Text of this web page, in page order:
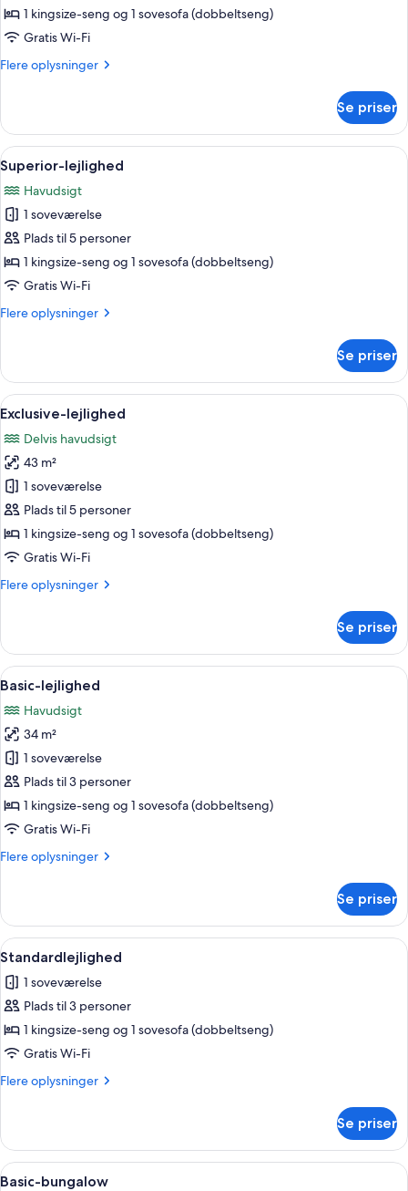
1 kingsize-seng og 1 sovesofa (dobbeltseng)
Gratis Wi-Fi
Flere oplysninger
Flere
lejlighed
Se priser
Indlæs
alle
billeder
af
Superior-
lejlighed
En moderne stue med en hvid sofa,
2
Superior-lejlighed
Havudsigt
1 soveværelse
Plads til 5 personer
1 kingsize-seng og 1 sovesofa (dobbeltseng)
Gratis Wi-Fi
Flere oplysninger
Flere
lejlighed
Se priser
Indlæs
alle
billeder
af
Exclusive-
lejlighed
Et moderne hotel med pool,
5
Exclusive-lejlighed
Delvis havudsigt
43 m²
1 soveværelse
Plads til 5 personer
1 kingsize-seng og 1 sovesofa (dobbeltseng)
Gratis Wi-Fi
Flere oplysninger
Flere
lejlighed
Se priser
Indlæs
alle
billeder
af
Basic-
lejlighed
En moderne stue med en sofa, et
8
Basic-lejlighed
Havudsigt
34 m²
1 soveværelse
Plads til 3 personer
1 kingsize-seng og 1 sovesofa (dobbeltseng)
Gratis Wi-Fi
Flere oplysninger
Flere
lejlighed
Se priser
Indlæs
alle
billeder
af
Standardlejlighed
Et hotel med flere etager, altaner,
2
Standardlejlighed
1 soveværelse
Plads til 3 personer
1 kingsize-seng og 1 sovesofa (dobbeltseng)
Gratis Wi-Fi
Flere oplysninger
Flere
Se priser
Indlæs
Et moderne udendørs
10
Basic-bungalow